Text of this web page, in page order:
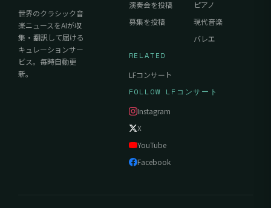
世界のクラシック音
楽ニュースをAIが収
集・翻訳して届ける
キュレーションサー
ビス。毎時自動更
新。
演奏会を投稿
募集を投稿
ピアノ
現代音楽
バレエ
RELATED
LFコンサート
FOLLOW LFコンサート
Instagram
X
YouTube
Facebook